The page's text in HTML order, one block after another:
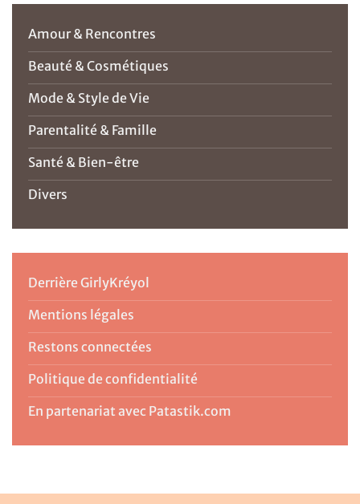
Amour & Rencontres
Beauté & Cosmétiques
Mode & Style de Vie
Parentalité & Famille
Santé & Bien-être
Divers
Derrière GirlyKréyol
Mentions légales
Restons connectées
Politique de confidentialité
En partenariat avec Patastik.com